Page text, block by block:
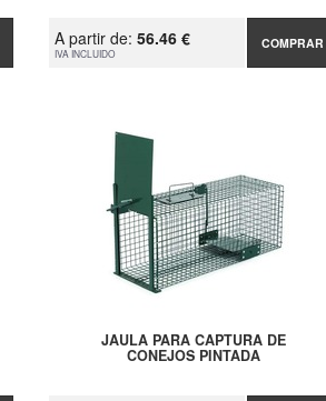
A partir de: 56.46 €
IVA INCLUIDO
COMPRAR
JAULA PARA CAPTURA DE
CONEJOS PINTADA